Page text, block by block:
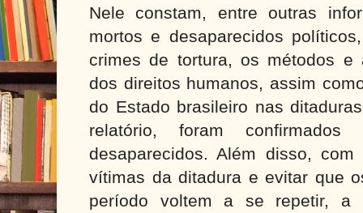
Nele constam, entre outras
mortos e desaparecidos
crimes de tortura, os métodos e
dos direitos humanos, assim
do Estado brasileiro nas
relatório, foram
desaparecidos. Além disso,
vítimas da ditadura e evitar que
período voltem a se repetir, a